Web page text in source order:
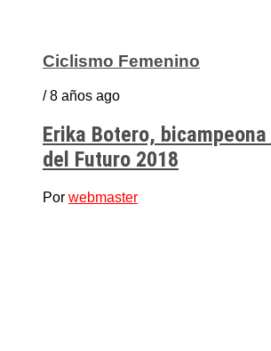
Ciclismo Femenino
/ 8 años ago
Erika Botero,
del Futuro 2018
Por webmaster